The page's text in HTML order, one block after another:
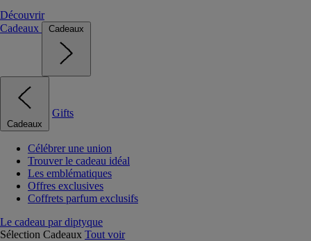
Découvrir
Cadeaux
Cadeaux
Cadeaux
Gifts
Célébrer une union
Trouver le cadeau idéal
Les emblématiques
Offres exclusives
Coffrets parfum exclusifs
Le cadeau par diptyque
Sélection Cadeaux Tout voir